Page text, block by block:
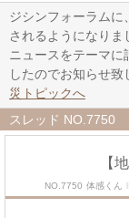
ジシンフォーラム
されるようになりま
ニュースをテーマ
したのでお知らせ致
災トピックへ
スレッド NO.7750
【
NO.7750 体感くん